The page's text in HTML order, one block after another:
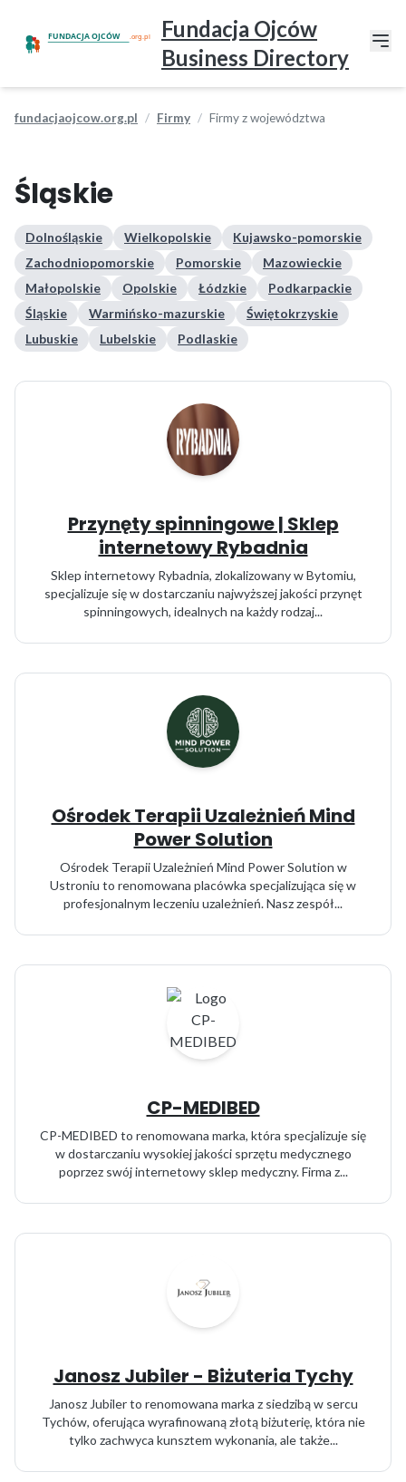
Fundacja Ojców
Business Directory
fundacjaojcow.org.pl Firmy Firmy z województwa
Śląskie
Dolnośląskie Wielkopolskie
Kujawsko-pomorskie
Zachodniopomorskie
Pomorskie
Mazowieckie
Małopolskie
Opolskie Łódzkie
Podkarpackie
Śląskie
Warmińsko-mazurskie
Świętokrzyskie
Lubuskie
Lubelskie Podlaskie
Przynęty spinningowe | Sklep
internetowy Rybadnia
Sklep internetowy Rybadnia, zlokalizowany w Bytomiu,
specjalizuje się w dostarczaniu najwyższej jakości przynęt
spinningowych, idealnych na każdy rodzaj...
Ośrodek Terapii Uzależnień Mind
Power Solution
Ośrodek Terapii Uzależnień Mind Power Solution w
Ustroniu to renomowana placówka specjalizująca się w
profesjonalnym leczeniu uzależnień. Nasz zespół...
CP-MEDIBED
CP-MEDIBED to renomowana marka, która specjalizuje się
w dostarczaniu wysokiej jakości sprzętu medycznego
poprzez swój internetowy sklep medyczny. Firma z...
Janosz Jubiler - Biżuteria Tychy
Janosz Jubiler to renomowana marka z siedzibą w sercu
Tychów, oferująca wyrafinowaną złotą biżuterię, która nie
tylko zachwyca kunsztem wykonania, ale także...